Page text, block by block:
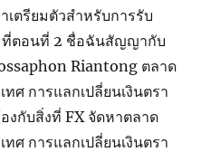
ตรียมตัวสำหรับการรับ
ตอนที่ 2 ชื่อฉันสัญญากับ
Riantong ตลาด
ทศ การแลกเปลี่ยนเงินตรา
งกับสิ่งที่ FX จัดหาตลาด
ทศ การแลกเปลี่ยนเงินตรา